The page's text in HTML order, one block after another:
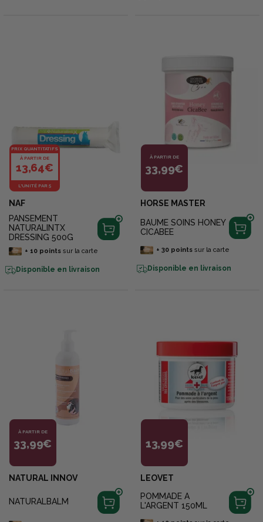
PRIX QUANTITATIFS
À PARTIR DE
13,64€
L'UNITÉ PAR 5
NAF
PANSEMENT
NATURALINTX
DRESSING 500G
+ 10pointssur la carte
Disponible en livraison
À PARTIR DE
33,99€
HORSE MASTER
BAUME SOINS HONEY
CICABEE
+ 30pointssur la carte
Disponible en livraison
À PARTIR DE
33,99€
NATURAL INNOV
NATURALBALM
13,99€
LEOVET
POMMADE A
L'ARGENT 150ML